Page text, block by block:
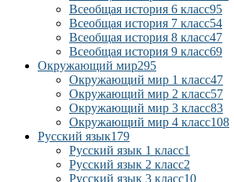
Всеобщая история 6 класс95
Всеобщая история 7 класс54
Всеобщая история 8 класс47
Всеобщая история 9 класс69
Окружающий мир295
Окружающий мир 1 класс47
Окружающий мир 2 класс57
Окружающий мир 3 класс83
Окружающий мир 4 класс108
Русский язык179
Русский язык 1 класс1
Русский язык 2 класс2
Русский язык 3 класс10